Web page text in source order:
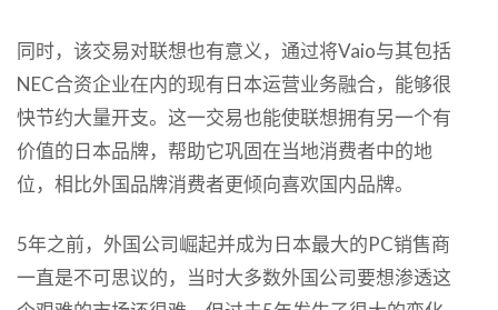
同时，该交易对联想也有意义，通过将Vaio与其包括
NEC合资企业在内的现有日本运营业务融合，能够很
快节约大量开支。这一交易也能使联想拥有另一个有
价值的日本品牌，帮助它巩固在当地消费者中的地
位，相比外国品牌消费者更倾向喜欢国内品牌。
5年之前，外国公司崛起并成为日本最大的PC销售商
一直是不可思议的，当时大多数外国公司要想渗透这